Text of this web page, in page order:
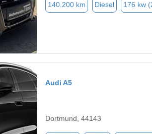
140.200 km Diesel 176 kw
Audi A5
Dortmund, 44143